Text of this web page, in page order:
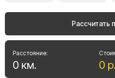
Рассчитать
0 р.
Расстояние:
0 км.